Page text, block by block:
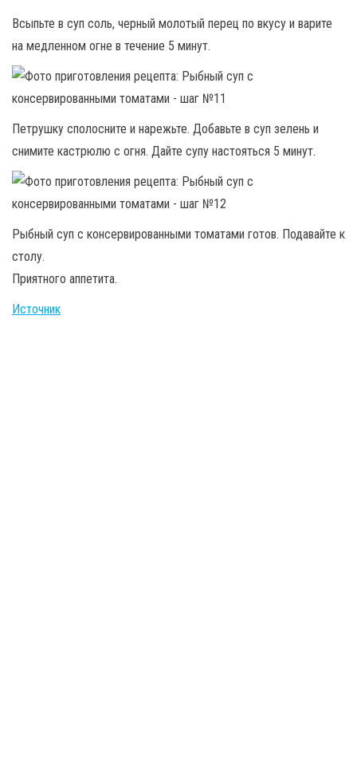
Всыпьте в суп соль, черный молотый перец по вкусу и варите
на медленном огне в течение 5 минут.
Петрушку сполосните и нарежьте. Добавьте в суп зелень и
снимите кастрюлю с огня. Дайте супу настояться 5 минут.
Рыбный суп с консервированными томатами готов. Подавайте к
столу.
Приятного аппетита.
Источник